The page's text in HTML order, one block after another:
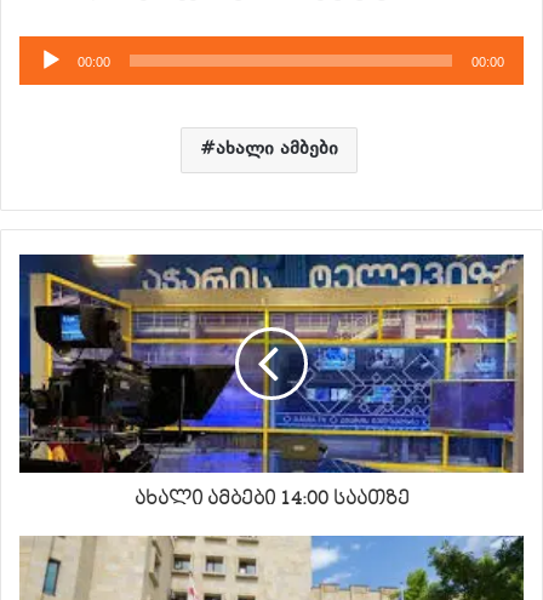
აუდიო
დამკვრელი
00:00 00:00
ახალი ამბები
ახალი ამბები 14:00 საათზე